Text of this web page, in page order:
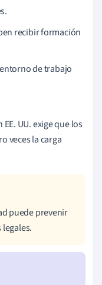
recibir formación
de trabajo
UU. exige que los
veces la carga
puede prevenir